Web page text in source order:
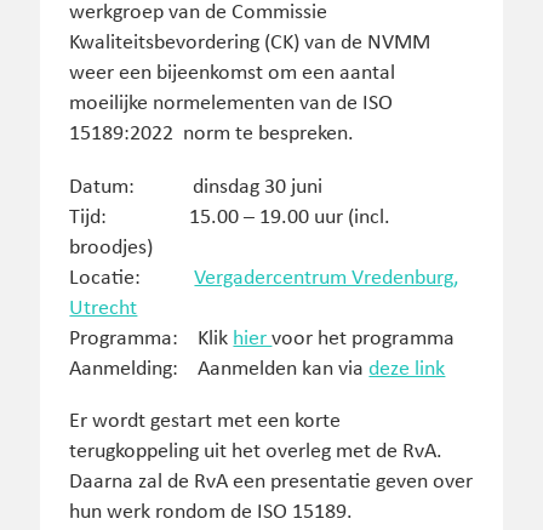
werkgroep van de Commissie
Kwaliteitsbevordering (CK) van de NVMM
weer een bijeenkomst om een aantal
moeilijke normelementen van de ISO
15189:2022 norm te bespreken.
Datum: dinsdag 30 juni
Tijd: 15.00 – 19.00 uur (incl.
broodjes)
Locatie:Vergadercentrum Vredenburg,
Utrecht
Programma: Klik hiervoor het programma
Aanmelding: Aanmelden kan viadeze link
Er wordt gestart met een korte
terugkoppeling uit het overleg met de RvA.
Daarna zal de RvA een presentatie geven over
hun werk rondom de ISO 15189.